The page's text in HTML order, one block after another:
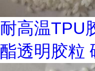
耐高温TPU
酯透明胶粒